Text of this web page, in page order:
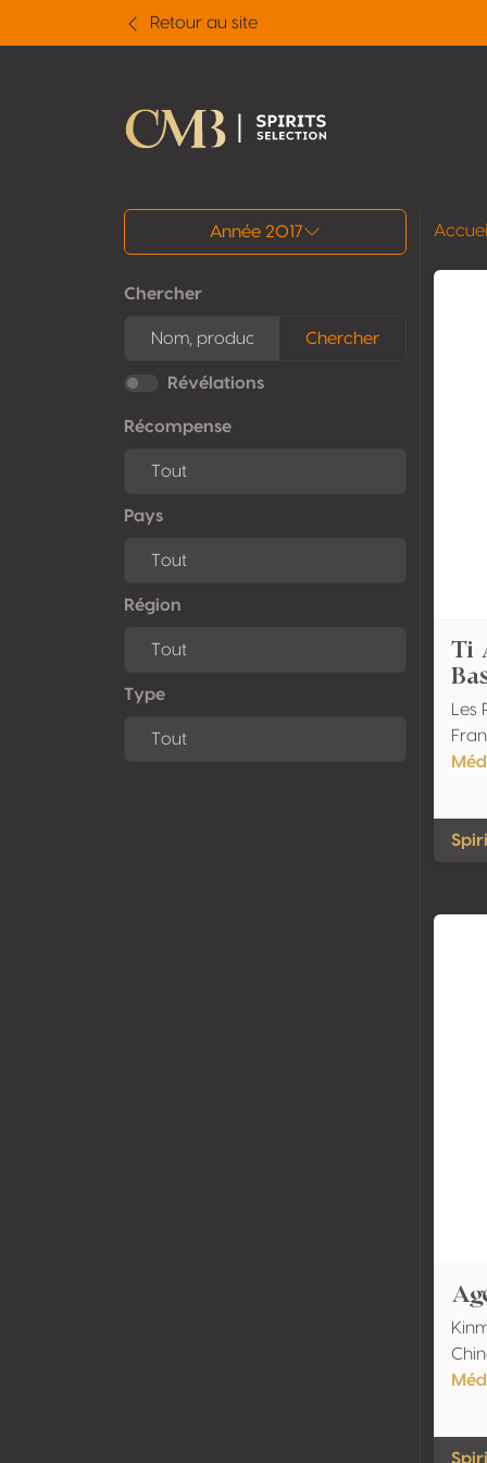
Retour au site
Tous les résultats
Année 2017
Chercher
Chercher
Révélations
Récompense
Pays
Région
Type
Accueil
Ti